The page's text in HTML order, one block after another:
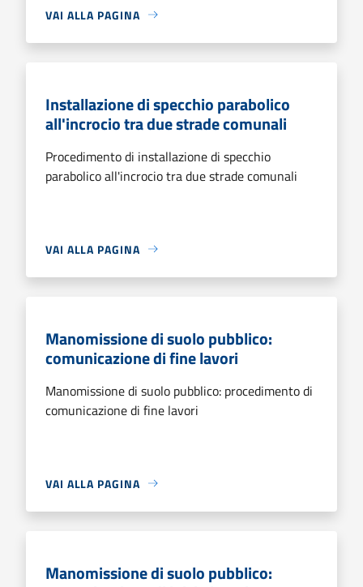
VAI ALLA PAGINA
Installazione di specchio parabolico
all'incrocio tra due strade comunali
Procedimento di installazione di specchio
parabolico all'incrocio tra due strade comunali
VAI ALLA PAGINA
Manomissione di suolo pubblico:
comunicazione di fine lavori
Manomissione di suolo pubblico: procedimento di
comunicazione di fine lavori
VAI ALLA PAGINA
Manomissione di suolo pubblico: